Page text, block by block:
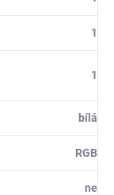
1
1
bílá
RGB
ne